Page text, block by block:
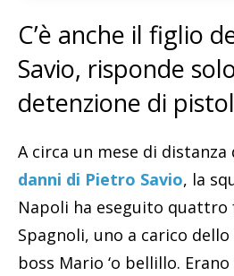
C’è anche il figlio
Savio, risponde
detenzione di
A circa un mese di distanza
danni di Pietro Savio, la
Napoli ha eseguito
Spagnoli, uno a carico
boss Mario ‘o bellillo.